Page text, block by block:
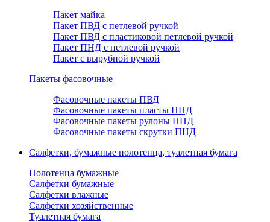
Пакет майка
Пакет ПВД с петлевой ручкой
Пакет ПВД с пластиковой петлевой ручкой
Пакет ПНД с петлевой ручкой
Пакет с вырубной ручкой
Пакеты фасовочные
Фасовочные пакеты ПВД
Фасовочные пакеты пласты ПНД
Фасовочные пакеты рулоны ПНД
Фасовочные пакеты скрутки ПНД
Салфетки, бумажные полотенца, туалетная бумага
Полотенца бумажные
Салфетки бумажные
Салфетки влажные
Салфетки хозяйственные
Туалетная бумага